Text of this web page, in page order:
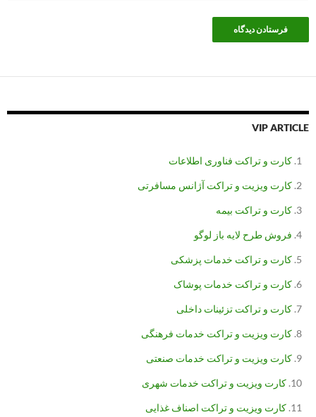
VIP ARTICLE
کارت و تراکت فناوری اطلاعات
کارت ویزیت و تراکت آژانس مسافرتی
کارت و تراکت بیمه
فروش طرح لایه باز لوگو
کارت و تراکت خدمات پزشکی
کارت و تراکت خدمات پوشاک
کارت و تراکت تزئینات داخلی
کارت ویزیت و تراکت خدمات فرهنگی
کارت ویزیت و تراکت خدمات صنعتی
کارت ویزیت و تراکت خدمات شهری
کارت ویزیت و تراکت اصناف غذایی